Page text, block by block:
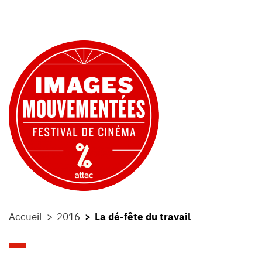
Accueil 2016 La dé-fête du travail